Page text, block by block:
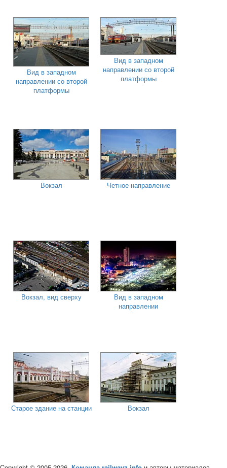
Вид в западном
направлении со второй
платформы
Вид в западном
направлении со второй
платформы
Вокзал Четное направление
Вокзал, вид сверху
Вид в западном
направлении
Старое здание на станции Вокзал